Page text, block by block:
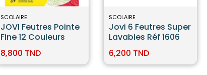
SCOLAIRE
JOVI Feutres Pointe
Fine 12 Couleurs
8,800 TND
SCOLAIRE
Jovi 6 Feutres Super
Lavables Réf 1606
6,200 TND